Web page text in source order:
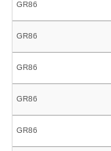
GR86
GR86
GR86
GR86
GR86